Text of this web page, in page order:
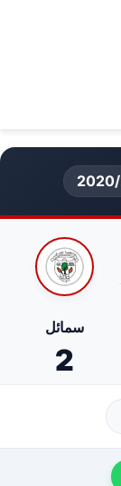
سمائل
2